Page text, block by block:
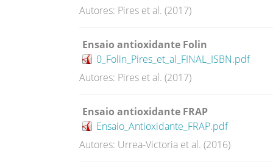
Autores: Pires et al. (2017)
Ensaio antioxidante Folin
0_Folin_Pires_et_al_FINAL_ISBN.pdf
Autores: Pires et al. (2017)
Ensaio antioxidante FRAP
Ensaio_Antioxidante_FRAP.pdf
Autores: Urrea-Victoria et al. (2016)